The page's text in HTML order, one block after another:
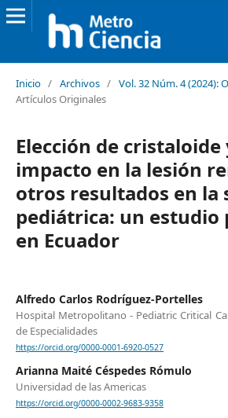
Inicio / Archivos / Vol. 32 Núm. 4 (2024):
Artículos Originales
Elección de cristaloide
impacto en la lesión
otros resultados en la
pediátrica: un estudio
en Ecuador
Alfredo Carlos Rodríguez-Portelles
Hospital Metropolitano - Pediatric Critical
de Especialidades
https://orcid.org/0000-0001-6920-0527
Arianna Maité Céspedes Rómulo
Universidad de las Americas
https://orcid.org/0000-0002-9683-9358